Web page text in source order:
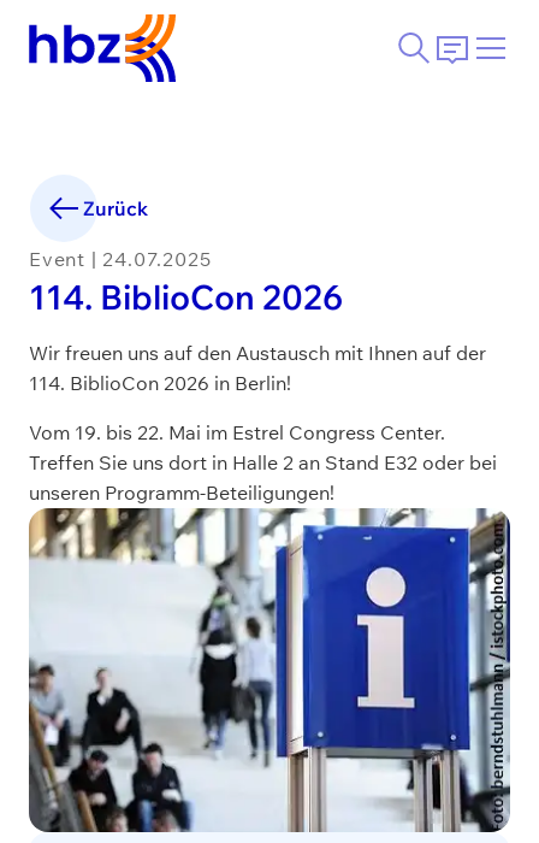
Zurück
Event | 24.07.2025
114. BiblioCon 2026
Wir freuen uns auf den Austausch mit Ihnen auf der
114. BiblioCon 2026 in Berlin!
Vom 19. bis 22. Mai im Estrel Congress Center.
Treffen Sie uns dort in Halle 2 an Stand E32 oder bei
unseren Programm-Beteiligungen!